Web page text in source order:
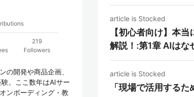
219
Followers
の開発や商品企画、
。ここ数年はAIサー
ンボーディング・教
article is Stocked
【初心者向け】本
解説！:第1章 AIはな
article is Stocked
「現場で活用する